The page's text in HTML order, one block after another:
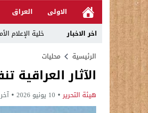
الاولى العراق
اخر الاخبار
خلية الإعلام
الرجل المناسب
قراءة نقدية
تحت عنوان
الرئيسية محليات
الآثار
هيئة التحرير 10 يونيو 2026